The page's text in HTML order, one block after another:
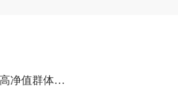
净值群体成